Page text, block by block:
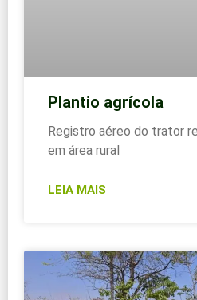
Plantio agrícola
Registro aéreo do trator
em área rural
LEIA MAIS